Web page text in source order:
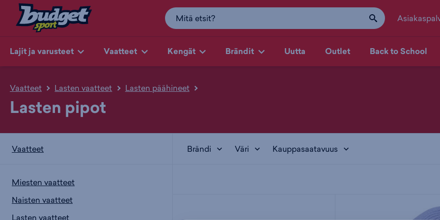
Lajit ja varusteet Vaatteet Kengät Brändit Uutta Outlet Back to School
Vaatteet Lasten vaatteet Lasten päähineet
Lasten pipot
Vaatteet
Miesten vaatteet
Naisten vaatteet
Lasten vaatteet
Brändi Väri Kauppasaatavuus